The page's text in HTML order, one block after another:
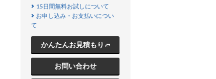
15日間無料お試しについて
お申し込み・お支払いについ
て
かんたんお見積もり
お問い合わせ